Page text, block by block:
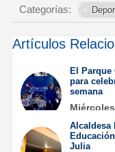
Categorías:
Artículos
El Parque
para
semana
Alcaldesa
Julia